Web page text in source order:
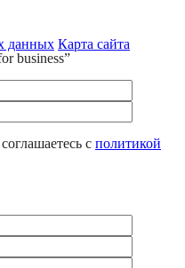
данных Карта сайта
business”
с политикой